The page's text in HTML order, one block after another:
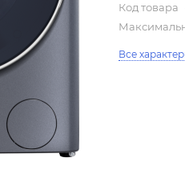
Код товара
Все